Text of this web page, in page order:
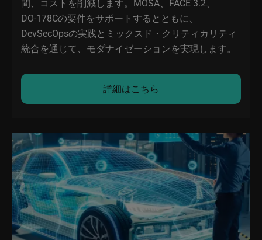
間、コストを削減します。MOSA、FACE 3.2、
DO‑178Cの要件をサポートするとともに、
DevSecOpsの実践とミックスド・クリティカリティ
統合を通じて、モダナイゼーションを実現します。
詳細はこちら